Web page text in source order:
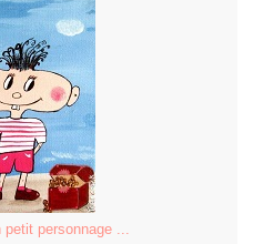
petit personnage ...